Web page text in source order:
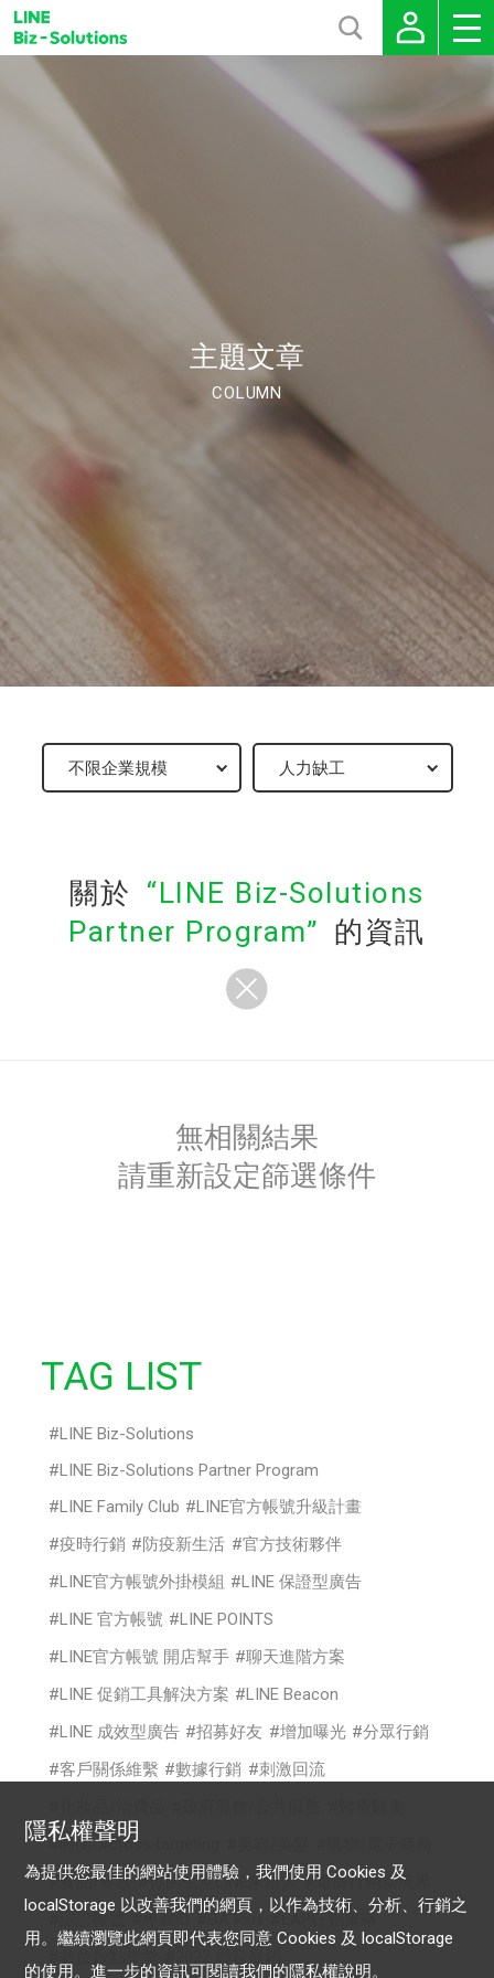
主題文章
COLUMN
關於
LINE Biz-Solutions
Partner Program
的資訊
無相關結果
請重新設定篩選條件
TAG LIST
LINE Biz-Solutions
LINE Biz-Solutions Partner Program
LINE Family Club
LINE官方帳號升級計畫
疫時行銷
防疫新生活
官方技術夥伴
LINE官方帳號外掛模組
LINE 保證型廣告
LINE 官方帳號
LINE POINTS
LINE官方帳號 開店幫手
聊天進階方案
LINE 促銷工具解決方案
LINE Beacon
LINE 成效型廣告
招募好友 增加曝光
分眾行銷
客戶關係維繫
數據行銷
刺激回流
時尚
cross targeting
食品/餐飲
你的生意LINE來放大
電商行銷新境界
認證帳號
專屬ID OA Plus
LAP行銷策略
隱私權聲明
為提供您最佳的網站使用體驗，我們使用 Cookies 及
localStorage 以改善我們的網頁，以作為技術、分析、行銷之
用。繼續瀏覽此網頁即代表您同意 Cookies 及 localStorage
的使用。進一步的資訊可閱讀我們的隱私權說明。